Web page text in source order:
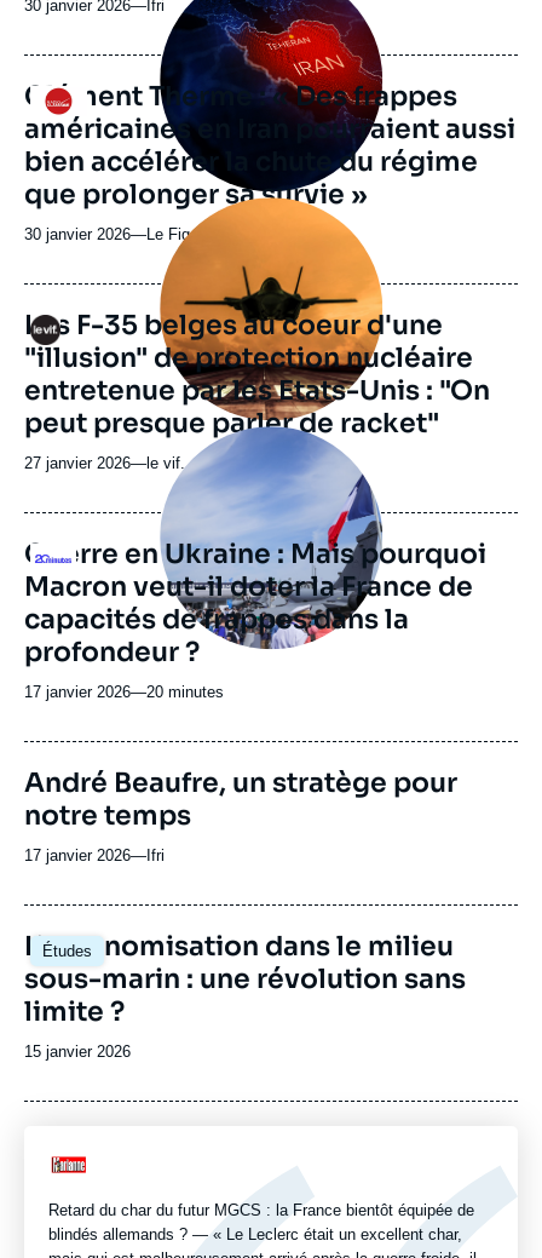
30 janvier 2026— Nom
journal,
revue
ou
émission
Ifri
Logo
médiatique
Clément Therme : « Des frappes
américaines en Iran pourraient aussi
bien accélérer la chute du régime
que prolonger sa survie »
30 janvier 2026—Nom
journal,
revue
ou
émission
Le Figaro
Logo
Image
principale
médiatique
Les F-35 belges au coeur d'une
"illusion" de protection nucléaire
entretenue par les Etats-Unis : "On
peut presque parler de racket"
27 janvier 2026— Nom
journal,
revue
ou
émission
le vif.
Logo
Image
principale
médiatique
Guerre en Ukraine : Mais pourquoi
Macron veut-il doter la France de
capacités de frappes dans la
profondeur ?
17 janvier 2026—Nom
journal,
ou
émission
20 minutes
André Beaufre, un stratège pour
notre temps
17 janvier 2026— Nom
journal,
ou
émission
Ifri
Études
Image
principale
L’autonomisation dans le milieu
sous-marin : une révolution sans
limite ?
Date
publication
15 janvier 2026
Logo
Retard du char du futur MGCS : la France bientôt équipée de
blindés allemands ? — « Le Leclerc était un excellent char,